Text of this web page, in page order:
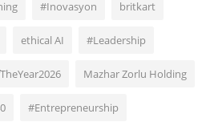
#Inovasyon britkart
ethical AI #Leadership
Mazhar Zorlu Holding
#Entrepreneurship